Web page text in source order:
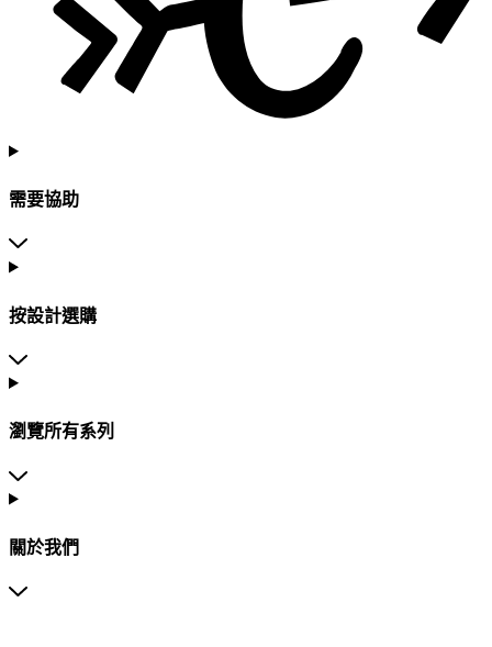
需要協助
按設計選購
瀏覽所有系列
關於我們